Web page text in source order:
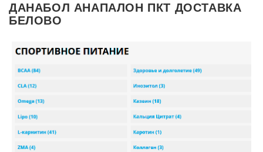
ДАНАБОЛ АНАПАЛОН ПКТ ДОСТАВКА
БЕЛОВО